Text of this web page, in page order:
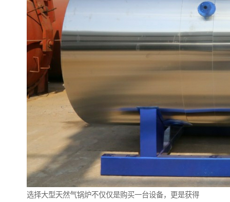
选择大型天然气锅炉不仅仅是购买一台设备，更是获得